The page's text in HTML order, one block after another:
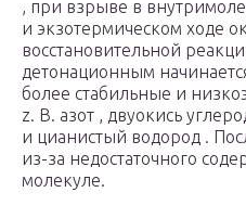
, при взрыве в
и экзотермическом ходе
восстановительной
детонационным
более стабильные и
z. B. азот , двуокись
и цианистый водород .
из-за недостаточного
молекуле.